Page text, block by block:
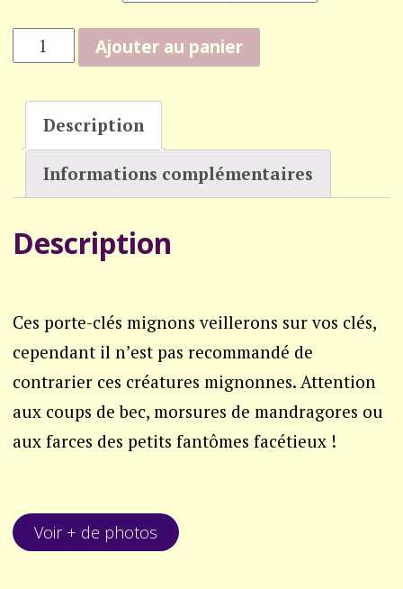
QUANTITÉ
DE
MIGNONNES
Ajouter au panier
Description
Informations complémentaires
Description
Ces porte-clés mignons veillerons sur vos clés,
cependant il n’est pas recommandé de
contrarier ces créatures mignonnes. Attention
aux coups de bec, morsures de mandragores ou
aux farces des petits fantômes facétieux !
Voir + de photos